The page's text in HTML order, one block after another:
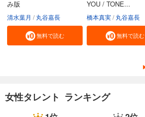
み版
清水葉月 丸谷嘉長
無料で読む
YOU / TONE...
橋本真実 丸谷嘉長
無料で読む
女性タレント ランキング